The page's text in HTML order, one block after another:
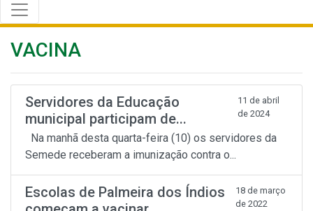
VACINA
Servidores da Educação
municipal participam de...
11 de abril
de 2024
Na manhã desta quarta-feira (10) os servidores da
Semede receberam a imunização contra o...
Escolas de Palmeira dos Índios
18 de março
de 2022